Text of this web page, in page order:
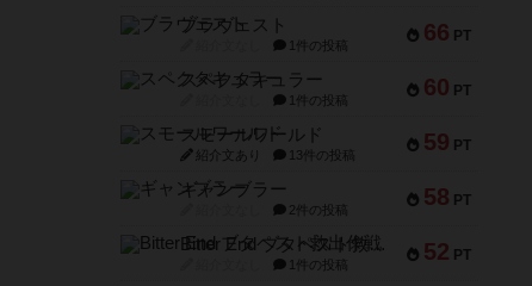
66 PT
ブラヴェスト
1件の投稿
60 PT
スペクタキュラー
1件の投稿
59 PT
スモールワールド
紹介文あり 13件の投稿
58 PT
ギャンブラー
2件の投稿
52 PT
Bitter End ブタペスト救出作戦
1件の投稿